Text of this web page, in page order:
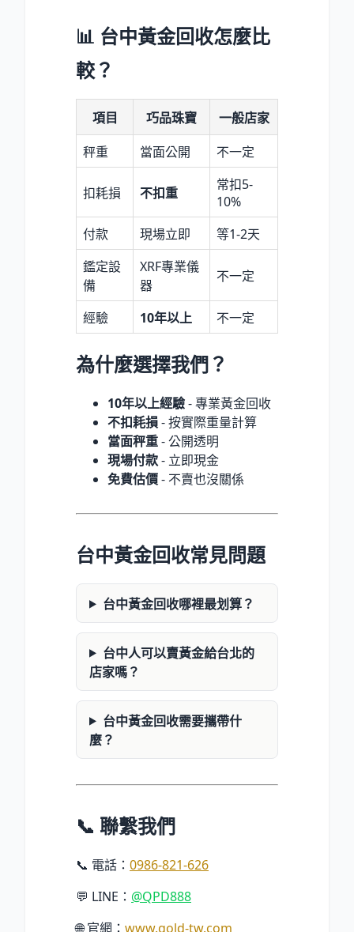
📊 台中黃金回收怎麼比
較？
項目 巧品珠寶
一般店家
秤重
當面公開 不一定
扣耗損 不扣重
常扣5-
10%
付款
現場立即
等1-2天
鑑定設
備
XRF專業儀
器
不一定
經驗 10年以上 不一定
為什麼選擇我們？
10年以上經驗- 專業黃金回收
不扣耗損- 按實際重量計算
當面秤重- 公開透明
現場付款- 立即現金
免費估價- 不賣也沒關係
台中黃金回收常見問題
台中黃金回收哪裡最划算？
台中人可以賣黃金給台北的
店家嗎？
台中黃金回收需要攜帶什
麼？
📞 聯繫我們
📞 電話： 0986-821-626
💬 LINE： @QPD888
🌐 官網： www.gold-tw.com